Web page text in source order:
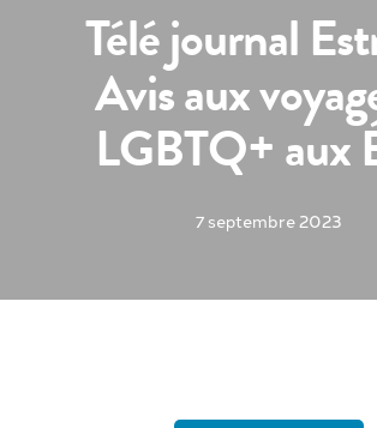
Télé journal
Avis aux
LGBTQ+ aux
7 septembre 2023